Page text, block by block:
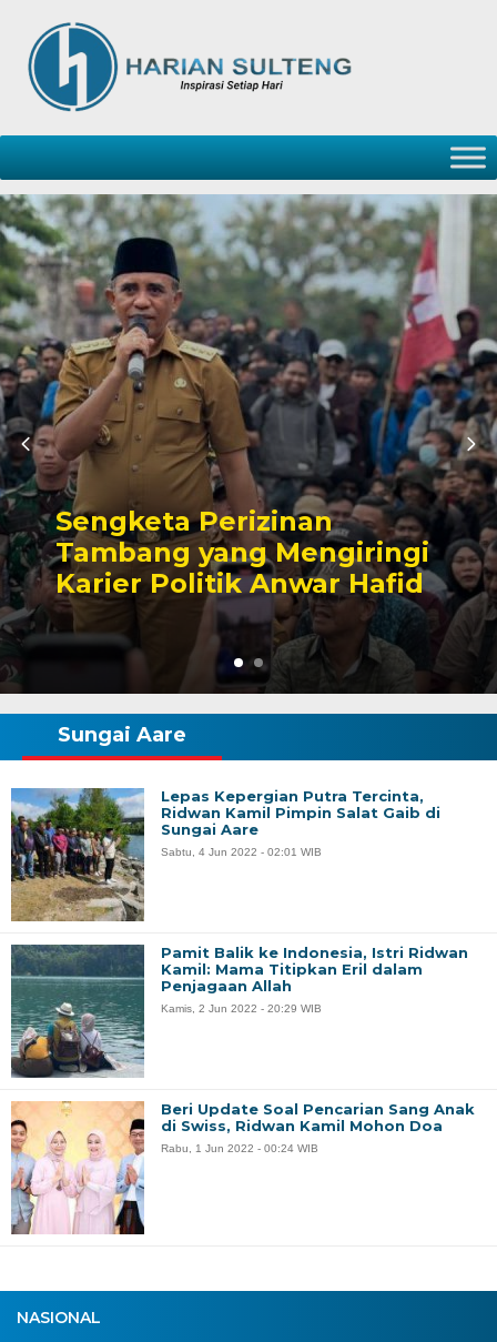
Sengketa Perizinan
Tambang yang Mengiringi
Karier Politik Anwar Hafid
NASIONAL
Sungai Aare
Lepas Kepergian Putra Tercinta,
Ridwan Kamil Pimpin Salat Gaib di
Sungai Aare
Sabtu, 4 Jun 2022 - 02:01 WIB
Pamit Balik ke Indonesia, Istri Ridwan
Kamil: Mama Titipkan Eril dalam
Penjagaan Allah
Kamis, 2 Jun 2022 - 20:29 WIB
Beri Update Soal Pencarian Sang Anak
di Swiss, Ridwan Kamil Mohon Doa
Rabu, 1 Jun 2022 - 00:24 WIB